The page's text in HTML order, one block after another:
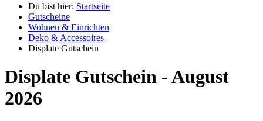
Du bist hier: Startseite
Gutscheine
Wohnen & Einrichten
Deko & Accessoires
Displate Gutschein
Displate Gutschein - August
2026